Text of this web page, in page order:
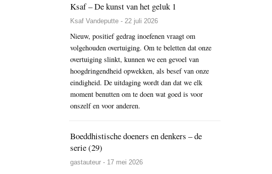
Ksaf – De kunst van het geluk 1
Ksaf Vandeputte - 22 juli 2026
Nieuw, positief gedrag inoefenen vraagt om
volgehouden overtuiging. Om te beletten dat onze
overtuiging slinkt, kunnen we een gevoel van
hoogdringendheid opwekken, als besef van onze
eindigheid. De uitdaging wordt dan dat we elk
moment benutten om te doen wat goed is voor
onszelf en voor anderen.
Boeddhistische doeners en denkers – de
serie (29)
gastauteur - 17 mei 2026